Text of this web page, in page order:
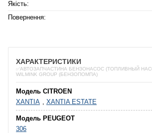
Якість:
Повернення:
ХАРАКТЕРИСТИКИ
✅АВТОЗАПЧАСТИНА БЕНЗОНАСОС (ТОПЛИВНЫЙ
WILMINK GROUP (БЕНЗОПОМПА)
Модель CITROEN
XANTIA , XANTIA ESTATE
Модель PEUGEOT
306